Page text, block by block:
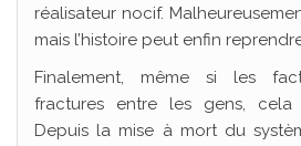
réalisateur nocif.
mais l’histoire peut enfin
Finalement, même si les
fractures entre les gens, cela
Depuis la mise à mort du